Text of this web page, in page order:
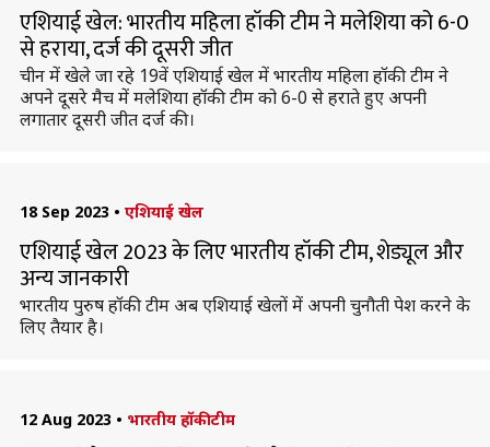
एशियाई खेल: भारतीय महिला हॉकी टीम ने मलेशिया को 6-0
से हराया, दर्ज की दूसरी जीत
चीन में खेले जा रहे 19वें एशियाई खेल में भारतीय महिला हॉकी टीम ने
अपने दूसरे मैच में मलेशिया हॉकी टीम को 6-0 से हराते हुए अपनी
लगातार दूसरी जीत दर्ज की।
18 Sep 2023 • एशियाई खेल
एशियाई खेल 2023 के लिए भारतीय हॉकी टीम, शेड्यूल और
अन्य जानकारी
भारतीय पुरुष हॉकी टीम अब एशियाई खेलों में अपनी चुनौती पेश करने के
लिए तैयार है।
12 Aug 2023 • भारतीय हॉकी टीम